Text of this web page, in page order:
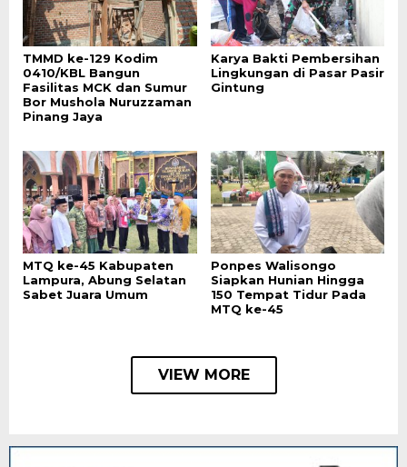
TMMD ke-129 Kodim
0410/KBL Bangun
Fasilitas MCK dan Sumur
Bor Mushola Nuruzzaman
Pinang Jaya
Karya Bakti Pembersihan
Lingkungan di Pasar Pasir
Gintung
MTQ ke-45 Kabupaten
Lampura, Abung Selatan
Sabet Juara Umum
Ponpes Walisongo
Siapkan Hunian Hingga
150 Tempat Tidur Pada
MTQ ke-45
VIEW MORE